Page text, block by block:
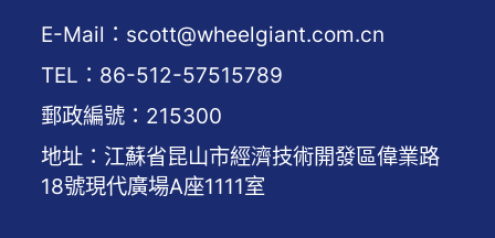
E-Mail：scott@wheelgiant.com.cn
TEL：86-512-57515789
郵政編號：215300
地址：江蘇省昆山市經濟技術開發區偉業路
18號現代廣場A座1111室